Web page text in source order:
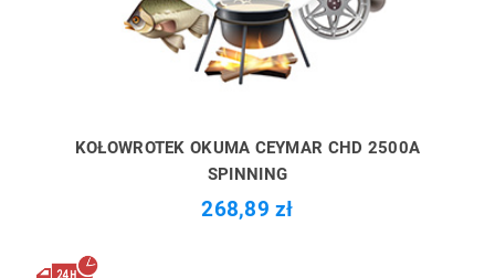
KOŁOWROTEK OKUMA CEYMAR CHD 2500A
SPINNING
268,89 zł